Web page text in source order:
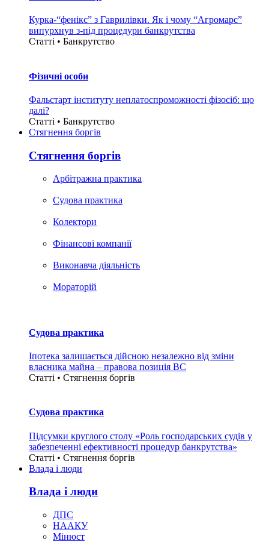
Курка-“фенікс” з Гаврилівки. Як і чому “Агромарс”
випурхнув з-під процедури банкрутства
Статті • Банкрутство
Фізичні особи
Фальстарт інституту неплатоспроможності фізосіб: що
далі?
Статті • Банкрутство
Стягнення боргiв
Стягнення боргiв
Арбітражна практика
Судова практика
Колектори
Фінансові компанії
Виконавча діяльність
Мораторій
Судова практика
Іпотека залишається дійсною незалежно від зміни
власника майна – правова позиція ВС
Статті • Стягнення боргiв
Судова практика
Підсумки круглого столу «Роль господарських судів у
забезпеченні ефективності процедур банкрутства»
Статті • Стягнення боргiв
Влада i люди
Влада i люди
ДПС
НААКУ
Мінюст